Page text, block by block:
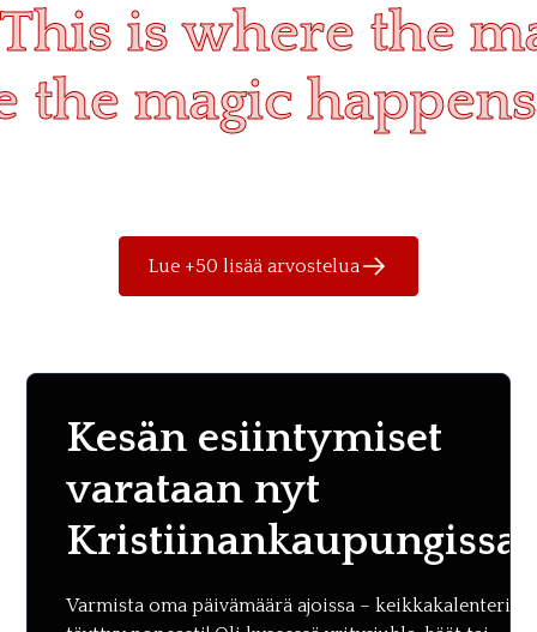
This is where the
the magic happens
Lue +50 lisää arvostelua
Kesän esiintymiset
varataan nyt
Kristiinankaupungissa
Varmista oma päivämäärä ajoissa – keikkakalenteri